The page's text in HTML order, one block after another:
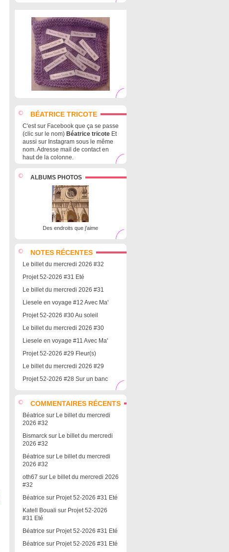
BÉATRICE TRICOTE
C'est sur Facebook que ça se passe
(clic sur le nom) Béatrice tricoteEt
aussi sur Instagram sous le même
nom. Adresse mail de contact en
haut de la colonne.
ALBUMS PHOTOS
Des endroits que j'aime
NOTES RÉCENTES
Le billet du mercredi 2026 #32
Projet 52-2026 #31 Eté
Le billet du mercredi 2026 #31
Liesele en voyage #12 Avec Ma'
Projet 52-2026 #30 Au soleil
Le billet du mercredi 2026 #30
Liesele en voyage #11 Avec Ma'
Projet 52-2026 #29 Fleur(s)
Le billet du mercredi 2026 #29
Projet 52-2026 #28 Sur un banc
COMMENTAIRES RÉCENTS
Béatrice sur Le billet du mercredi
2026 #32
Bismarcksur Le billet du mercredi
2026 #32
Béatrice sur Le billet du mercredi
2026 #32
oth67 sur Le billet du mercredi 2026
#32
Béatrice sur Projet 52-2026 #31 Eté
Katell Bouali sur Projet 52-2026
#31 Eté
Béatrice sur Projet 52-2026 #31 Eté
Béatrice sur Projet 52-2026 #31 Eté